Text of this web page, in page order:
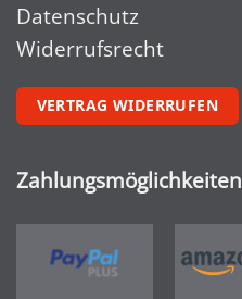
Datenschutz
Widerrufsrecht
VERTRAG WIDERRUFEN
Zahlungsmöglichkeiten